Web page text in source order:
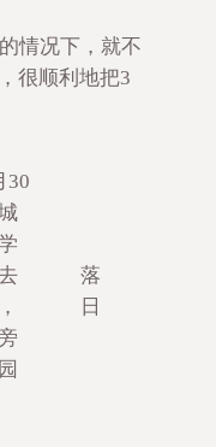
情况下，就不
很顺利地把3
30
落
日